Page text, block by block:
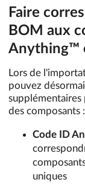
Faire
BOM aux
Anything™
Lors de
pouvez
supplémentaires
des composants :
Code ID
uniques